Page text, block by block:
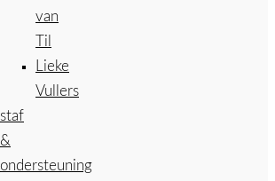
van
Til
Lieke
Vullers
staf
&
ondersteuning